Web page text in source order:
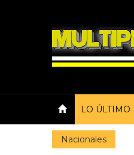
LO ÚLTIMO
Nacionales